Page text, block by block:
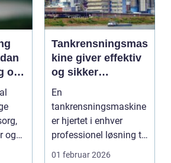
og
og
Tankrensningsmas
kine giver effektiv
og sikker
rengøring af tanke
En
tankrensningsmaskine
er hjertet i enhver
professionel løsning til
rengøring af tank...
01 februar 2026